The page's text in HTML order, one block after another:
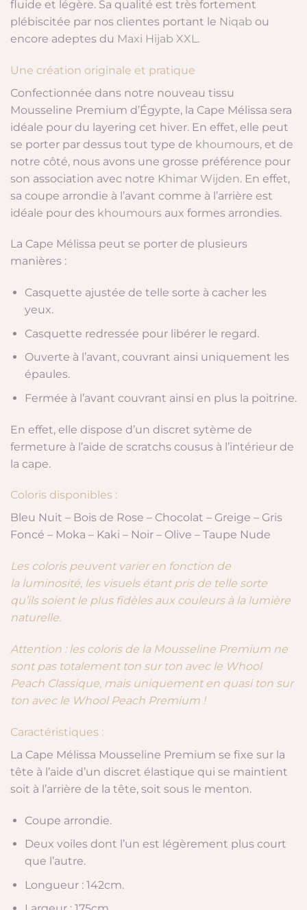
fluide et légère. Sa qualité est très fortement
plébiscitée par nos clientes portant le Niqab ou
encore adeptes du Maxi Hijab XXL .
Une création originale et pratique
Confectionnée dans notre nouveau tissu
Mousseline Premium d’Égypte, la Cape Mélissa sera
idéale pour du layering cet hiver. En effet, elle peut
se porter par dessus tout type de khoumours, et de
notre côté, nous avons une grosse préférence pour
son association avec notre Khimar Wijden. En effet,
sa coupe arrondie à l’avant comme à l’arrière est
idéale pour des khoumours aux formes arrondies.
La Cape Mélissa peut se porter de plusieurs
manières :
Casquette ajustée de telle sorte à cacher les
yeux.
Casquette redressée pour libérer le regard.
Ouverte à l’avant, couvrant ainsi uniquement les
épaules.
Fermée à l’avant couvrant ainsi en plus la poitrine.
En effet, elle dispose d’un discret sytème de
fermeture à l’aide de scratchs cousus à l’intérieur de
la cape.
Coloris disponibles :
Bleu Nuit – Bois de Rose – Chocolat – Greige – Gris
Foncé – Moka – Kaki – Noir – Olive – Taupe Nude
Les coloris peuvent varier en fonction de
la luminosité, les visuels étant pris de telle sorte
qu’ils soient le plus fidèles aux couleurs à la lumière
naturelle.
Attention : les coloris de la Mousseline Premium ne
sont pas totalement ton sur ton avec le Whool
Peach Classique, mais uniquement en quasi ton sur
ton avec le Whool Peach Premium !
Caractéristiques :
La Cape Mélissa Mousseline Premium se fixe sur la
tête à l’aide d’un discret élastique qui se maintient
soit à l’arrière de la tête, soit sous le menton.
Coupe arrondie.
Deux voiles dont l’un est légèrement plus court
que l’autre.
Longueur : 142cm.